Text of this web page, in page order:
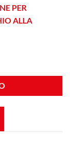
PER
ALLA